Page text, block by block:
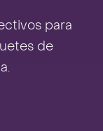
para
de